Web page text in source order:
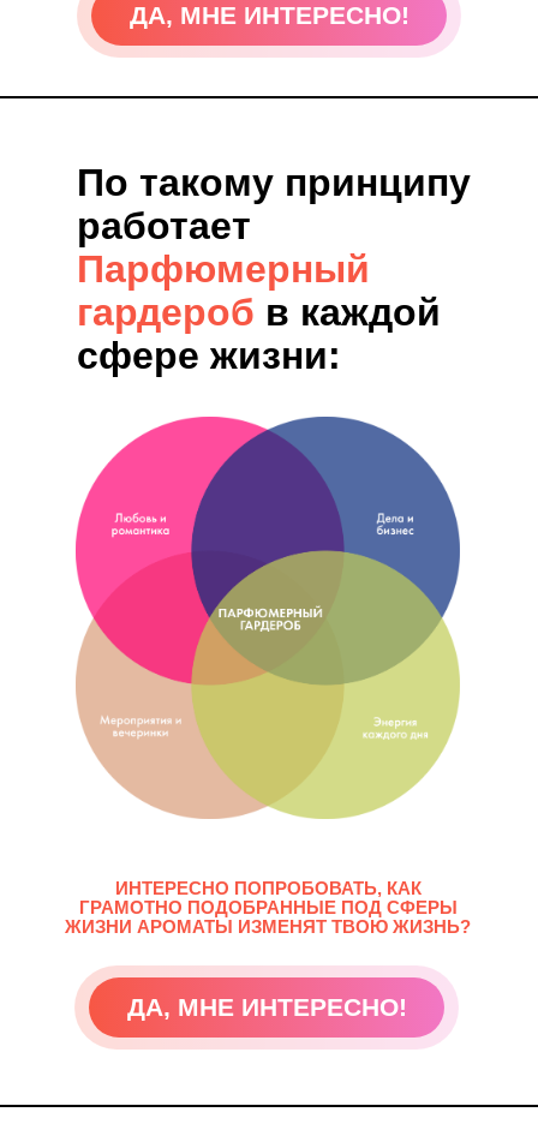
ПОДРОБНЕЕ
ДА, МНЕ ИНТЕРЕСНО!
ИНТЕРЕСНО ПОПРОБОВАТЬ, КАК
ГРАМОТНО ПОДОБРАННЫЕ ПОД СФЕРЫ
ЖИЗНИ АРОМАТЫ ИЗМЕНЯТ ТВОЮ ЖИЗНЬ?
По такому принципу
работает
Парфюмерный
гардероб в каждой
сфере жизни:
ПОДРОБНЕЕ
ДА, МНЕ ИНТЕРЕСНО!